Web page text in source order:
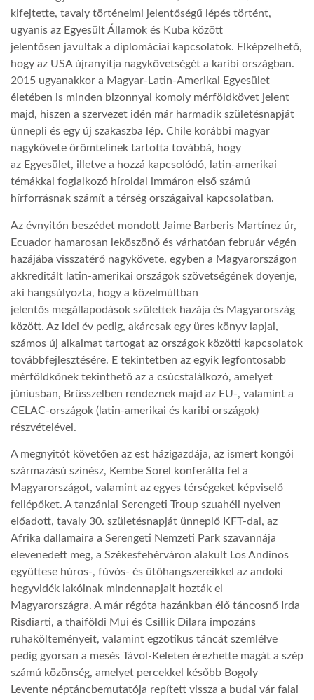
GLOBOZSARU
DOBRAVERO.HU
LATIMO.HU
GLOBOBOOK
kifejtette, tavaly történelmi jelentőségű lépés történt,
ugyanis az Egyesült Államok és Kuba között
jelentősen javultak a diplomáciai kapcsolatok. Elképzelhető,
hogy az USA újranyitja nagykövetségét a karibi országban.
2015 ugyanakkor a Magyar-Latin-Amerikai Egyesület
életében is minden bizonnyal komoly mérföldkövet jelent
majd, hiszen a szervezet idén már harmadik születésnapját
ünnepli és egy új szakaszba lép. Chile korábbi magyar
nagykövete örömtelinek tartotta továbbá, hogy
az Egyesület, illetve a hozzá kapcsolódó, latin-amerikai
témákkal foglalkozó híroldal immáron első számú
hírforrásnak számít a térség országaival kapcsolatban.
Az évnyitón beszédet mondott Jaime Barberis Martínez úr,
Ecuador hamarosan leköszönő és várhatóan február végén
hazájába visszatérő nagykövete, egyben a Magyarországon
akkreditált latin-amerikai országok szövetségének doyenje,
aki hangsúlyozta, hogy a közelmúltban
jelentős megállapodások születtek hazája és Magyarország
között. Az idei év pedig, akárcsak egy üres könyv lapjai,
számos új alkalmat tartogat az országok közötti kapcsolatok
továbbfejlesztésére. E tekintetben az egyik legfontosabb
mérföldkőnek tekinthető az a csúcstalálkozó, amelyet
júniusban, Brüsszelben rendeznek majd az EU-, valamint a
CELAC-országok (latin-amerikai és karibi országok)
részvételével.
A megnyitót követően az est házigazdája, az ismert kongói
származású színész, Kembe Sorel konferálta fel a
Magyarországot, valamint az egyes térségeket képviselő
fellépőket. A tanzániai Serengeti Troup szuahéli nyelven
előadott, tavaly 30. születésnapját ünneplő KFT-dal, az
Afrika dallamaira a Serengeti Nemzeti Park szavannája
elevenedett meg, a Székesfehérváron alakult Los Andinos
együttese húros-, fúvós- és ütőhangszereikkel az andoki
hegyvidék lakóinak mindennapjait hozták el
Magyarországra. A már régóta hazánkban élő táncosnő Irda
Risdiarti, a thaiföldi Mui és Csillik Dilara impozáns
ruhakölteményeit, valamint egzotikus táncát szemlélve
pedig gyorsan a mesés Távol-Keleten érezhette magát a szép
számú közönség, amelyet percekkel később Bogoly
Levente néptáncbemutatója repített vissza a budai vár falai